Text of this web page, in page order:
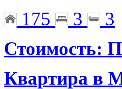
175
3
3
Стоимость:
Квартира в